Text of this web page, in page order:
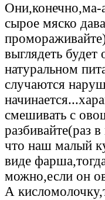
Они,конечно,ма-
сырое мяско
выглядеть
натуральном
случаются
смешивать с
разбивайте(раз
что наш малый
виде
можно,если он
А